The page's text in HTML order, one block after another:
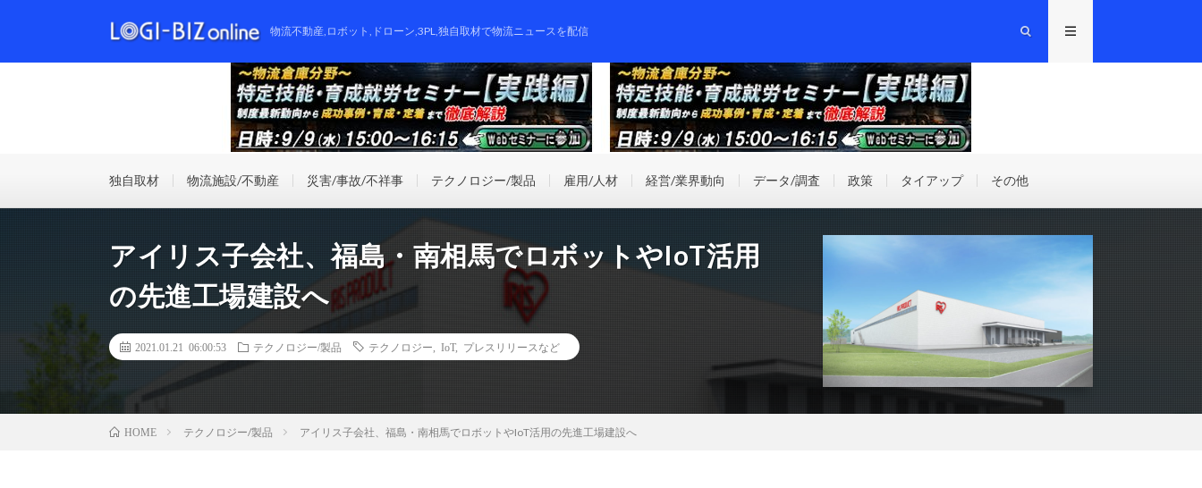
物流不動産,ロボット,ドローン,3PL,独自取材で物流ニュースを配信
独自取材 物流施設/不動産 災害/事故/不祥事 テクノロジー/製品 雇用/人材 経営/業界動向 データ/調査 政策 タイアップ その他
アイリス子会社、福島・南相馬でロボットやIoT活用
の先進工場建設へ
2021.01.21 06:00:53 テクノロジー/製品 テクノロジー IoT, プレスリリースなど
HOME テクノロジー/製品 アイリス子会社、福島・南相馬でロボットやIoT活用の先進工場建設へ